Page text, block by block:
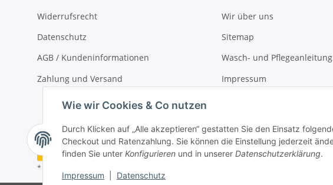
Wie wir Cookies & Co nutzen
Durch Klicken auf „Alle akzeptieren“ gestatten Sie den Einsatz
Checkout und Ratenzahlung. Sie können die Einstellung jederzeit
finden Sie unter Konfigurieren und in unserer Datenschutzerklärung.
Impressum Datenschutz
Widerrufsrecht
Datenschutz
AGB / Kundeninformationen
Zahlung und Versand
Wir über uns
Sitemap
Wasch- und Pflegeanleitung
Impressum
Vertrag widerrufen
* Alle Preise inkl. gesetzlicher USt., zzgl.